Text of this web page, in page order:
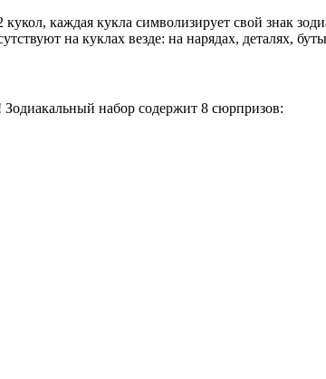
каждая кукла символизирует свой знак
на куклах везде: на нарядах, деталях,
набор содержит 8 сюрпризов: